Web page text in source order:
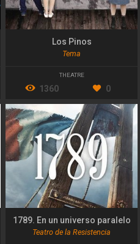
Los Pinos
Tema
THEATRE
1360 0
1789. En un universo paralelo
Teatro de la Resistencia